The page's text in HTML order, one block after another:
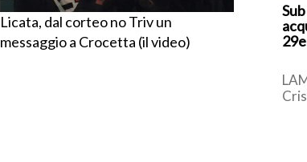
Licata, dal corteo no Triv un
messaggio a Crocetta (il video)